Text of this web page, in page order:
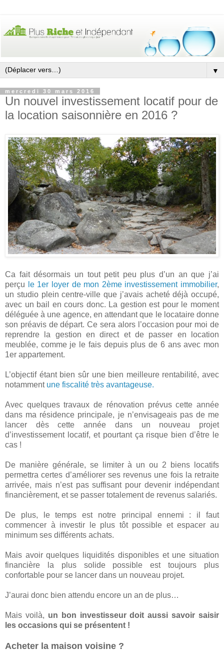
▼
mercredi 30 mars 2016
Un nouvel investissement locatif pour de
la location saisonnière en 2016 ?
Ca fait désormais un tout petit peu plus d’un an que j’ai
perçu
le 1er loyer de mon 2ème investissement immobilier,
un studio plein centre-ville que j’avais acheté déjà occupé,
avec un bail en cours donc. La gestion est pour le moment
déléguée à une agence, en attendant que le locataire donne
son préavis de départ. Ce sera alors l’occasion pour moi de
reprendre la gestion en direct et de passer en location
meublée, comme je le fais depuis plus de 6 ans avec mon
1er appartement.
L’objectif étant bien sûr une bien meilleure rentabilité, avec
notamment une fiscalité très avantageuse.
Avec quelques travaux de rénovation prévus cette année
dans ma résidence principale, je n’envisageais pas de me
lancer dès cette année dans un nouveau projet
d’investissement locatif, et pourtant ça risque bien d’être le
cas !
De manière générale, se limiter à un ou 2 biens locatifs
permettra certes d’améliorer ses revenus une fois la retraite
arrivée, mais n’est pas suffisant pour devenir indépendant
financièrement, et se passer totalement de revenus salariés.
De plus, le temps est notre principal ennemi : il faut
commencer à investir le plus tôt possible et espacer au
minimum ses différents achats.
Mais avoir quelques liquidités disponibles et une situation
financière la plus solide possible est toujours plus
confortable pour se lancer dans un nouveau projet.
J’aurai donc bien attendu encore un an de plus…
Mais voilà, un bon investisseur doit aussi savoir saisir
les occasions qui se présentent !
Acheter la maison voisine ?